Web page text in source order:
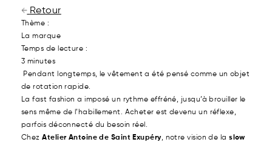
Retour
Thème :
La marque
Temps de lecture :
3 minutes
Pendant longtemps, le vêtement a été pensé comme un objet
de rotation rapide.
La fast fashion a imposé un rythme effréné, jusqu’à brouiller le
sens même de l’habillement. Acheter est devenu un réflexe,
parfois déconnecté du besoin réel.
ChezAtelier Antoine de Saint Exupéry, notre vision de laslow